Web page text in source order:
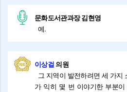
문화도서관과장 김현영
예.
이상걸의원
그 지역이 발전하려면 세 가지
가 익히 몇 번 이야기한 부분